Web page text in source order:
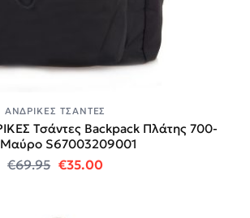
ΑΝΔΡΙΚΈΣ ΤΣΆΝΤΕΣ
Τσάντες Backpack Πλάτης 700-
S67003209001
€69.95 Original price was: €69.95.
€35.00Η τρέχουσα τιμή